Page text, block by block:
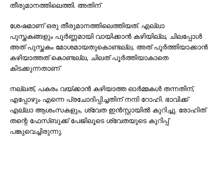
തീരുമാനത്തിലെത്തി. അതിന്
ശേഷമാണ് ഒരു തീരുമാനത്തിലെത്തിയത്. എല്ലാ
പുസ്തകങ്ങളും പൂർണ്ണമായി വായിക്കാൻ കഴിയില്ല, ചിലപ്പോൾ
അത് പുസ്തകം മോശമായതുകൊണ്ടല്ല, അത് പൂർത്തിയാക്കാൻ
കഴിയാത്തത് കൊണ്ടല്ല, ചിലത് പൂർത്തിയാകാതെ
കിടക്കുന്നതാണ്
നല്ലത്, പകരം വയ്ക്കാൻ കഴിയാത്ത ഓർമ്മകൾ തന്നതിന്,
എപ്പോഴും എന്നെ പ്രചോദിപ്പിച്ചതിന് നന്ദി റോഹി. ഭാവിക്ക്
എല്ലാ ആശംസകളും, ശ്വേത ഇൻസ്റ്റായിൽ കുറിച്ചു. രോഹിത്
തന്റെ ഫേസ്ബുക്ക് പേജിലൂടെ ശ്വേതയുടെ കുറിപ്പ്
പങ്കുവെച്ചിരുന്നു.